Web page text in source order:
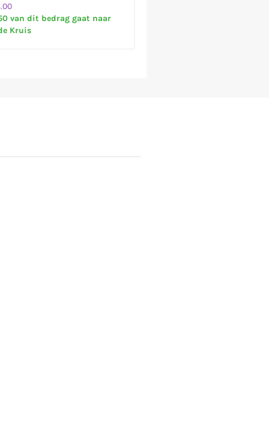
van dit bedrag gaat naar
Kruis